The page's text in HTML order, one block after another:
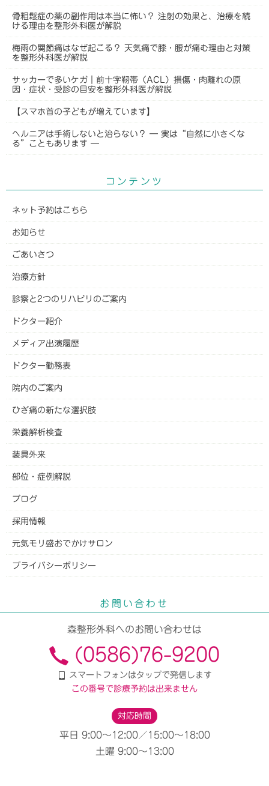
骨粗鬆症の薬の副作用は本当に怖い？ 注射の効果と、治療を続
ける理由を整形外科医が解説
梅雨の関節痛はなぜ起こる？ 天気痛で膝・腰が痛む理由と対策
を整形外科医が解説
サッカーで多いケガ｜前十字靭帯（ACL）損傷・肉離れの原
因・症状・受診の目安を整形外科医が解説
【スマホ首の子どもが増えています】
ヘルニアは手術しないと治らない？ ― 実は“自然に小さくな
る”こともあります ―
コンテンツ
ネット予約はこちら
お知らせ
ごあいさつ
治療方針
診察と2つのリハビリのご案内
ドクター紹介
メディア出演履歴
ドクター勤務表
院内のご案内
ひざ痛の新たな選択肢
栄養解析検査
装具外来
部位・症例解説
ブログ
採用情報
元気モリ盛おでかけサロン
プライバシーポリシー
お問い合わせ
森整形外科へのお問い合わせは
(0586)76-9200
スマートフォンはタップで発信します
この番号で診療予約は出来ません
対応時間
平日 9:00〜12:00／15:00〜18:00
土曜 9:00〜13:00